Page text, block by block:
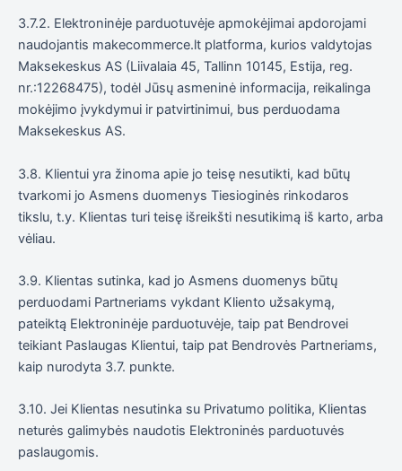
3.7.2. Elektroninėje parduotuvėje apmokėjimai apdorojami
naudojantis makecommerce.lt platforma, kurios valdytojas
Maksekeskus AS (Liivalaia 45, Tallinn 10145, Estija, reg.
nr.:12268475), todėl Jūsų asmeninė informacija, reikalinga
mokėjimo įvykdymui ir patvirtinimui, bus perduodama
Maksekeskus AS.
3.8. Klientui yra žinoma apie jo teisę nesutikti, kad būtų
tvarkomi jo Asmens duomenys Tiesioginės rinkodaros
tikslu, t.y. Klientas turi teisę išreikšti nesutikimą iš karto, arba
vėliau.
3.9. Klientas sutinka, kad jo Asmens duomenys būtų
perduodami Partneriams vykdant Kliento užsakymą,
pateiktą Elektroninėje parduotuvėje, taip pat Bendrovei
teikiant Paslaugas Klientui, taip pat Bendrovės Partneriams,
kaip nurodyta 3.7. punkte.
3.10. Jei Klientas nesutinka su Privatumo politika, Klientas
neturės galimybės naudotis Elektroninės parduotuvės
paslaugomis.